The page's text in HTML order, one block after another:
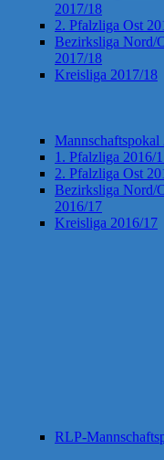
2017/18
2. Pfalzliga Ost
Bezirksliga Nord/
2017/18
Kreisliga 2017/18
Mannschaftspokal
1. Pfalzliga 2016/
2. Pfalzliga Ost
Bezirksliga Nord/
2016/17
Kreisliga 2016/17
RLP-